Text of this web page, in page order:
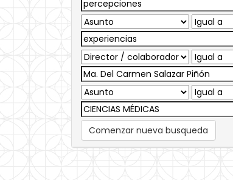
Comenzar nueva busqueda